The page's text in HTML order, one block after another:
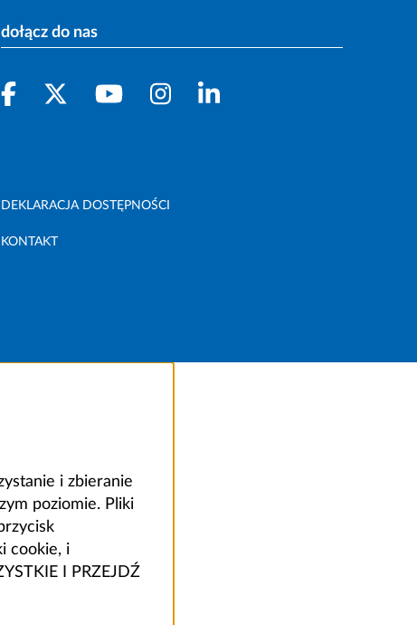
dołącz do nas
DEKLARACJA DOSTĘPNOŚCI
KONTAKT
i zbieranie
poziomie. Pliki
cookie, i
I PRZEJDŹ